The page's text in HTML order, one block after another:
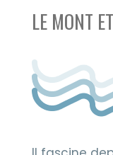
LE MONT